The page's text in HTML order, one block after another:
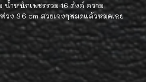
น้ำหนักเพชรรวม 16 ตังค์ ความ
วง 3.6 cm สวยเจงๆหมดแล้วหมดเลย